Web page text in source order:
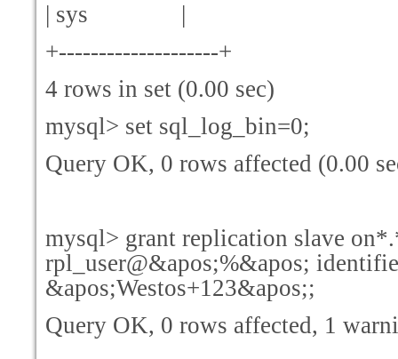
| sys |
+--------------------+
4 rows in set (0.00 sec)
mysql> set sql_log_bin=0;
Query OK, 0 rows affected (0.00
mysql> grant replication slave
rpl_user@&apos;%&apos;
&apos;Westos+123&apos;;
Query OK, 0 rows affected, 1